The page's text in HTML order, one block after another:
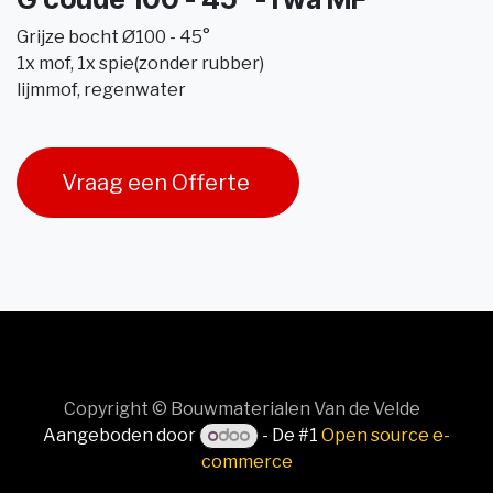
Grijze bocht Ø100 - 45°
1x mof, 1x spie(zonder rubber)
lijmmof, regenwater
Vraag een Offerte
Copyright © Bouwmaterialen Van de Velde
Aangeboden door
- De #1Open source e-
commerce